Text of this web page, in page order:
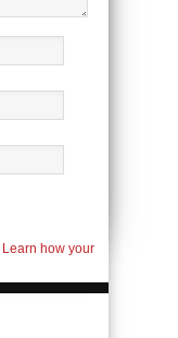
Learn how your